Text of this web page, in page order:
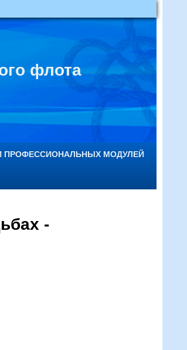
флота
ПРОФЕССИОНАЛЬНЫХ МОДУЛЕЙ
-